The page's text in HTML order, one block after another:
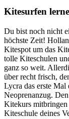
Kitesurfen
Du bist noch nicht
höchste Zeit!
Kitespot um das
tolle Kiteschulen
ganz so weit.
über recht frisch,
Lycra das erste Mal
Neoprenanzug.
Kitekurs mitbringen
Kiteschule deines